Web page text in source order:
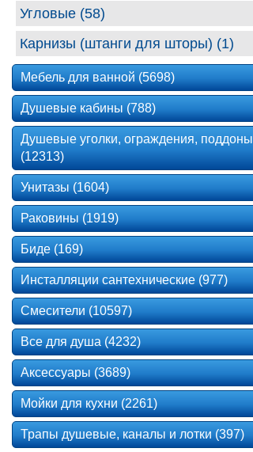
Угловые (58)
Карнизы (штанги для шторы) (1)
Мебель для ванной (5698)
Душевые кабины (788)
Душевые уголки, ограждения, поддоны
(12313)
Унитазы (1604)
Раковины (1919)
Биде (169)
Инсталляции сантехнические (977)
Смесители (10597)
Все для душа (4232)
Аксессуары (3689)
Мойки для кухни (2261)
Трапы душевые, каналы и лотки (397)